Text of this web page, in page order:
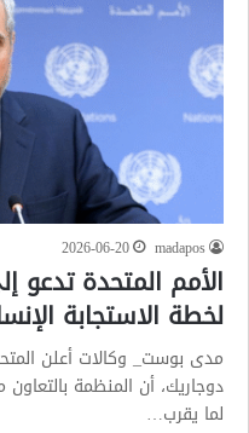
madapos
2026-06-20
الأمم المتحدة تدعو
لخطة الاستجابة
مدى بوست_ وكالات أعلن
دوجاريك، أن المنظمة
لما يقرب…